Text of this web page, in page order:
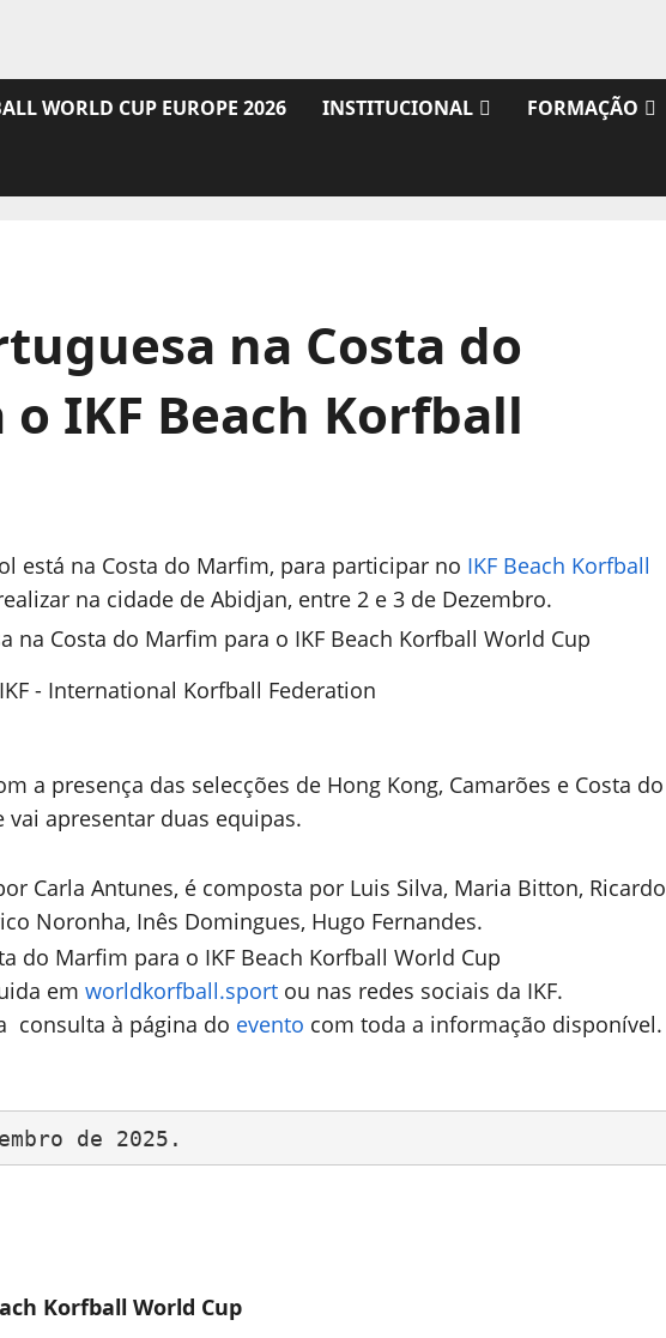
WORLD CUP EUROPE 2026 INSTITUCIONAL FORMAÇÃO
na Costa do
IKF Beach Korfball
está na Costa do Marfim, para participar no IKF Beach Korfball
na cidade de Abidjan, entre 2 e 3 de Dezembro.
IKF - International Korfball Federation
a presença das selecções de Hong Kong, Camarões e Costa do
apresentar duas equipas.
Carla Antunes, é composta por Luis Silva, Maria Bitton, Ricardo
Noronha, Inês Domingues, Hugo Fernandes.
em worldkorfball.sport ou nas redes sociais da IKF.
consulta à página do evento com toda a informação disponível.
de 2025.
Korfball World Cup